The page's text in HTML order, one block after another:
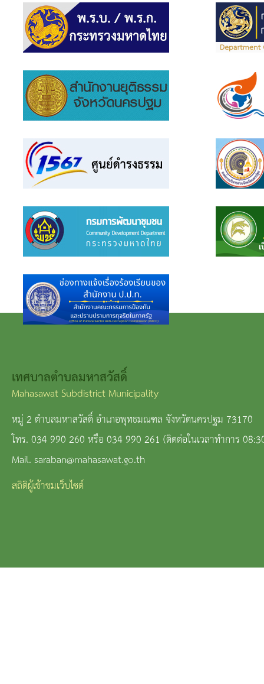
เทศบาลตำบลมหาสวัสดิ์
Mahasawat Subdistrict Municipality
หมู่ 2 ตำบลมหาสวัสดิ์ อำเภอพุทธมณฑล จังหวัดนครปฐม 73170
โทร. 034 990 260 หรือ 034 990 261 (ติดต่อในเวลาทำการ
Mail. saraban@mahasawat.go.th
สถิติผู้เข้าชมเว็บไซต์